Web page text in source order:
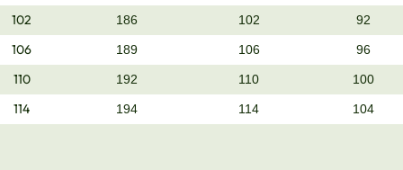
102 186 102 92
106 189 106 96
110 192 110 100
114 194 114 104